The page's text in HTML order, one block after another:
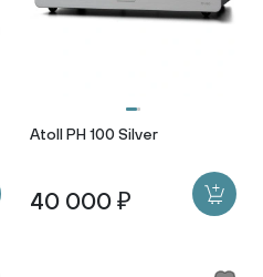
Atoll PH 100 Silver
40 000 ₽